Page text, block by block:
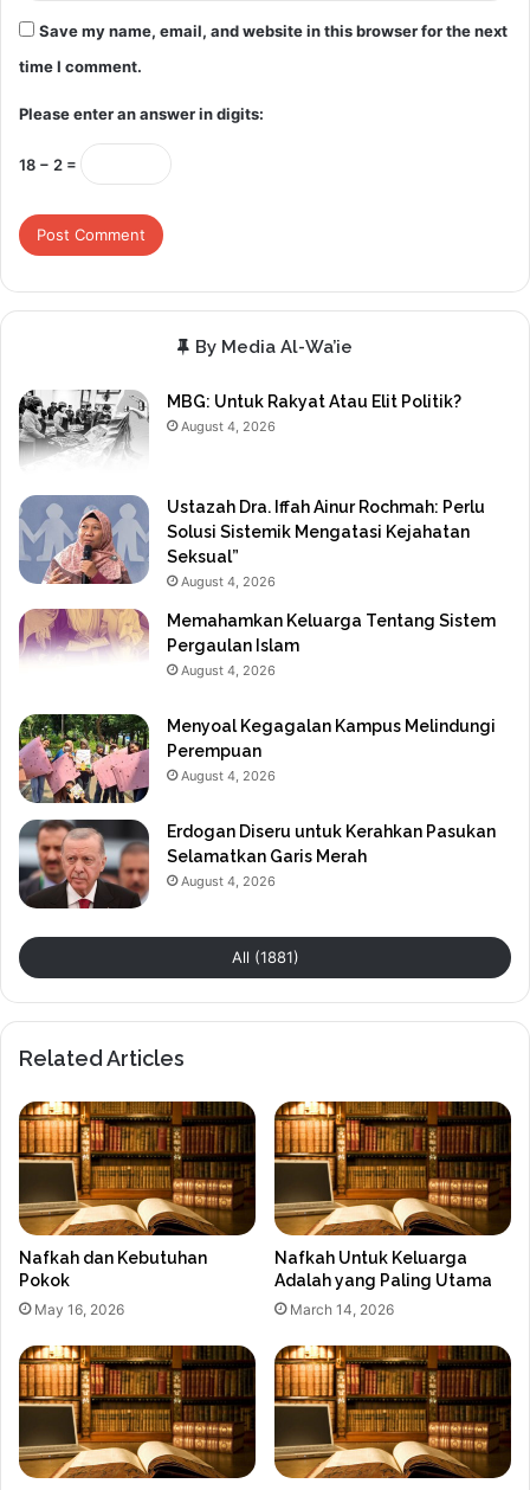
Save my name, email, and website in this browser for the next
time I comment.
Please enter an answer in digits:
18 − 2 =
By Media Al-Wa’ie
MBG: Untuk Rakyat Atau Elit Politik?
August 4, 2026
Ustazah Dra. Iffah Ainur Rochmah: Perlu
Solusi Sistemik Mengatasi Kejahatan
Seksual”
August 4, 2026
Memahamkan Keluarga Tentang Sistem
Pergaulan Islam
August 4, 2026
Menyoal Kegagalan Kampus Melindungi
Perempuan
August 4, 2026
Erdogan Diseru untuk Kerahkan Pasukan
Selamatkan Garis Merah
August 4, 2026
All (1881)
Related Articles
Nafkah dan Kebutuhan
Pokok
May 16, 2026
Nafkah Untuk Keluarga
Adalah yang Paling Utama
March 14, 2026